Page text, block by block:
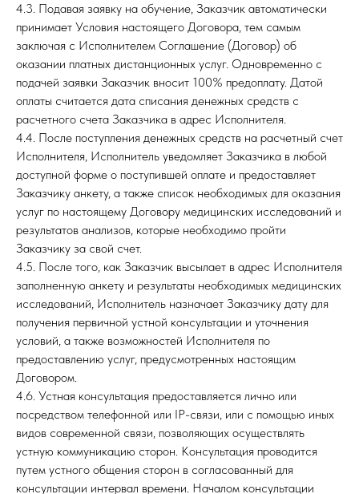
4.3. Подавая заявку на обучение, Заказчик автоматически
принимает Условия настоящего Договора, тем самым
заключая с Исполнителем Соглашение (Договор) об
оказании платных дистанционных услуг. Одновременно с
подачей заявки Заказчик вносит 100% предоплату. Датой
оплаты считается дата списания денежных средств с
расчетного счета Заказчика в адрес Исполнителя.
4.4. После поступления денежных средств на расчетный счет
Исполнителя, Исполнитель уведомляет Заказчика в любой
доступной форме о поступившей оплате и предоставляет
Заказчику анкету, а также список необходимых для оказания
услуг по настоящему Договору медицинских исследований и
результатов анализов, которые необходимо пройти
Заказчику за свой счет.
4.5. После того, как Заказчик высылает в адрес Исполнителя
заполненную анкету и результаты необходимых медицинских
исследований, Исполнитель назначает Заказчику дату для
получения первичной устной консультации и уточнения
условий, а также возможностей Исполнителя по
предоставлению услуг, предусмотренных настоящим
Договором.
4.6. Устная консультация предоставляется лично или
посредством телефонной или IP-связи, или с помощью иных
видов современной связи, позволяющих осуществлять
устную коммуникацию сторон. Консультация проводится
путем устного общения сторон в согласованный для
консультации интервал времени. Началом консультации